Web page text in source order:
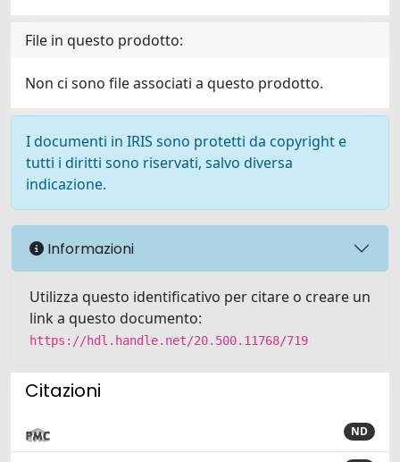
File in questo prodotto:
Non ci sono file associati a questo prodotto.
I documenti in IRIS sono protetti da copyright e
tutti i diritti sono riservati, salvo diversa
indicazione.
Informazioni
Utilizza questo identificativo per citare o creare un
link a questo documento:
https://hdl.handle.net/20.500.11768/719
Citazioni
ND